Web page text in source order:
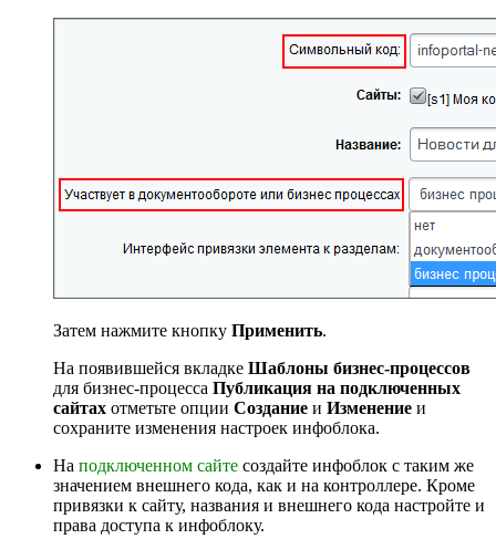
Затем нажмите кнопку Применить.
На появившейся вкладке Шаблоны бизнес-процессов
для бизнес-процесса Публикация на подключенных
сайтах отметьте опции Создание и Изменение и
сохраните изменения настроек инфоблока.
На подключенном сайте создайте инфоблок с таким же
значением внешнего кода, как и на контроллере. Кроме
привязки к сайту, названия и внешнего кода настройте и
права доступа к инфоблоку.